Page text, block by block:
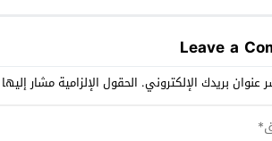
Leave a
عنوان بريدك الإلكتروني. الحقول الإلزامية مشار إليها